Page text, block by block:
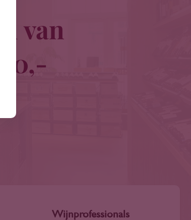
van
Wijnprofessionals